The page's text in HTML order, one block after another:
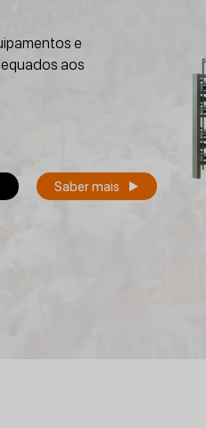
e
aos
Saber mais